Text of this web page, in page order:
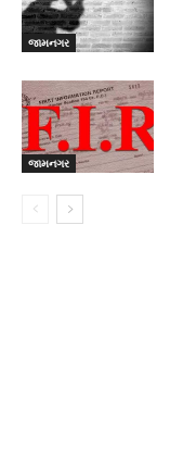
જામનગર
જામનગર